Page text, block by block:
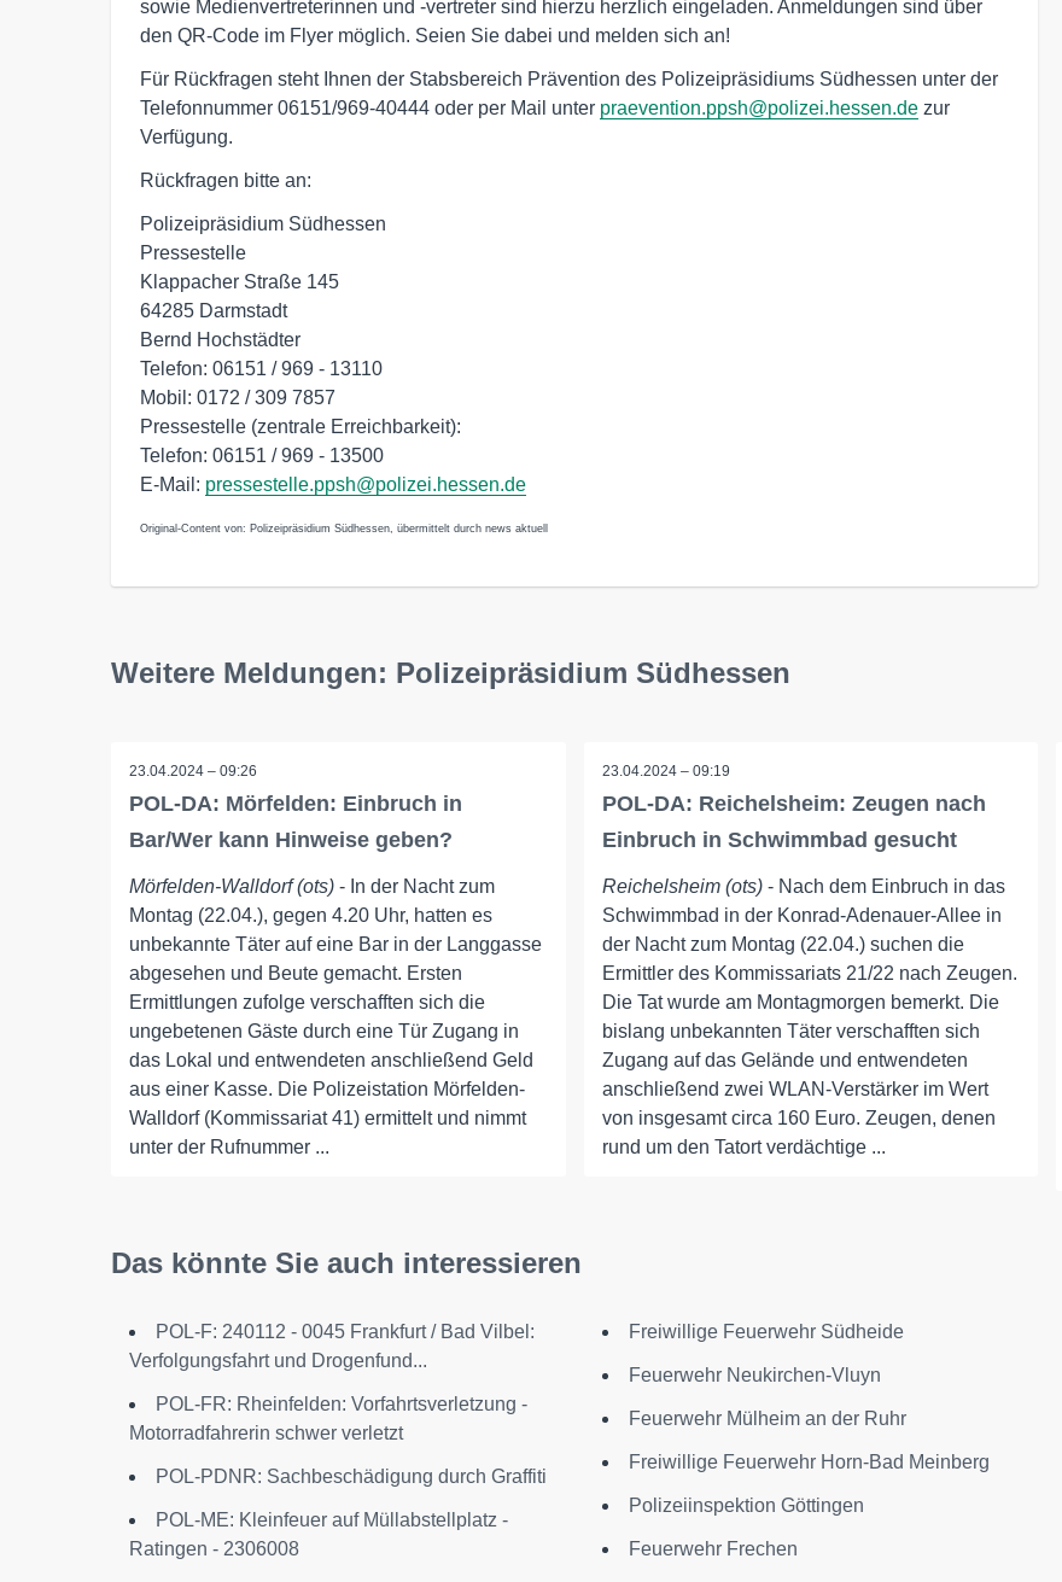
sowie Medienvertreterinnen und -vertreter sind hierzu herzlich eingeladen. Anmeldungen sind über
den QR-Code im Flyer möglich. Seien Sie dabei und melden sich an!
Für Rückfragen steht Ihnen der Stabsbereich Prävention des Polizeipräsidiums Südhessen unter der
Telefonnummer 06151/969-40444 oder per Mail unter praevention.ppsh@polizei.hessen.de zur
Verfügung.
Rückfragen bitte an:
Polizeipräsidium Südhessen
Pressestelle
Klappacher Straße 145
64285 Darmstadt
Bernd Hochstädter
Telefon: 06151 / 969 - 13110
Mobil: 0172 / 309 7857
Pressestelle (zentrale Erreichbarkeit):
Telefon: 06151 / 969 - 13500
E-Mail: pressestelle.ppsh@polizei.hessen.de
Original-Content von: Polizeipräsidium Südhessen, übermittelt durch news aktuell
Weitere Meldungen: Polizeipräsidium Südhessen
23.04.2024 – 09:26
POL-DA: Mörfelden: Einbruch in
Bar/Wer kann Hinweise geben?
Mörfelden-Walldorf (ots) - In der Nacht zum
Montag (22.04.), gegen 4.20 Uhr, hatten es
unbekannte Täter auf eine Bar in der Langgasse
abgesehen und Beute gemacht. Ersten
Ermittlungen zufolge verschafften sich die
ungebetenen Gäste durch eine Tür Zugang in
das Lokal und entwendeten anschließend Geld
aus einer Kasse. Die Polizeistation Mörfelden-
Walldorf (Kommissariat 41) ermittelt und nimmt
unter der Rufnummer ...
23.04.2024 – 09:19
POL-DA: Reichelsheim: Zeugen nach
Einbruch in Schwimmbad gesucht
Reichelsheim (ots)- Nach dem Einbruch in das
Schwimmbad in der Konrad-Adenauer-Allee in
der Nacht zum Montag (22.04.) suchen die
Ermittler des Kommissariats 21/22 nach Zeugen.
Die Tat wurde am Montagmorgen bemerkt. Die
bislang unbekannten Täter verschafften sich
Zugang auf das Gelände und entwendeten
anschließend zwei WLAN-Verstärker im Wert
von insgesamt circa 160 Euro. Zeugen, denen
rund um den Tatort verdächtige ...
Das könnte Sie auch interessieren
POL-F: 240112 - 0045 Frankfurt / Bad Vilbel:
Verfolgungsfahrt und Drogenfund...
POL-FR: Rheinfelden: Vorfahrtsverletzung -
Motorradfahrerin schwer verletzt
POL-PDNR: Sachbeschädigung durch Graffiti
POL-ME: Kleinfeuer auf Müllabstellplatz -
Ratingen - 2306008
Freiwillige Feuerwehr Südheide
Feuerwehr Neukirchen-Vluyn
Feuerwehr Mülheim an der Ruhr
Freiwillige Feuerwehr Horn-Bad Meinberg
Polizeiinspektion Göttingen
Feuerwehr Frechen